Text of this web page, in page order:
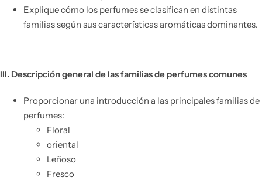
Explique cómo los perfumes se clasifican en distintas
familias según sus características aromáticas dominantes.
III. Descripción general de las familias de perfumes comunes
Proporcionar una introducción a las principales familias de
perfumes:
Floral
oriental
Leñoso
Fresco